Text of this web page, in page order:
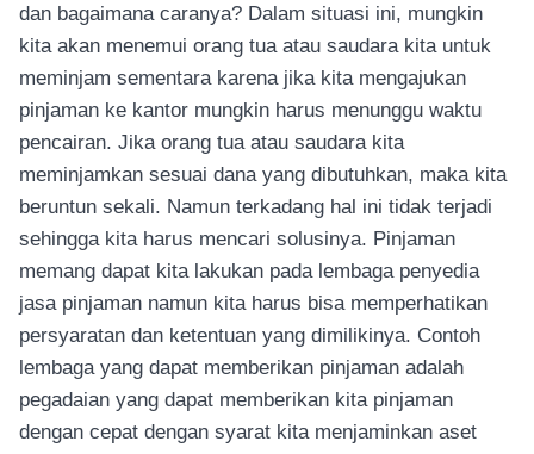
dan bagaimana caranya? Dalam situasi ini, mungkin
kita akan menemui orang tua atau saudara kita untuk
meminjam sementara karena jika kita mengajukan
pinjaman ke kantor mungkin harus menunggu waktu
pencairan. Jika orang tua atau saudara kita
meminjamkan sesuai dana yang dibutuhkan, maka kita
beruntun sekali. Namun terkadang hal ini tidak terjadi
sehingga kita harus mencari solusinya. Pinjaman
memang dapat kita lakukan pada lembaga penyedia
jasa pinjaman namun kita harus bisa memperhatikan
persyaratan dan ketentuan yang dimilikinya. Contoh
lembaga yang dapat memberikan pinjaman adalah
pegadaian yang dapat memberikan kita pinjaman
dengan cepat dengan syarat kita menjaminkan aset